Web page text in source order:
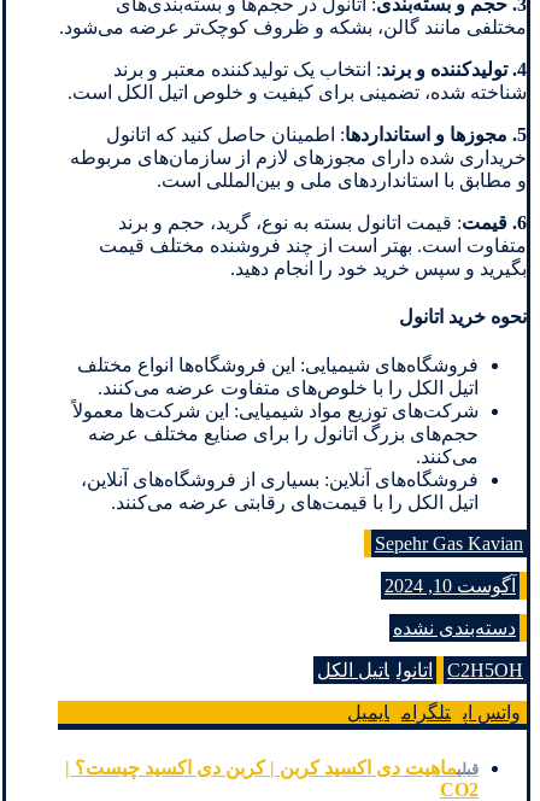
مختلفی مانند گالن، بشکه و ظروف کوچک‌تر عرضه می‌شود.
4. تولیدکننده و برند
: انتخاب یک تولیدکننده معتبر و برند
شناخته شده، تضمینی برای کیفیت و خلوص اتیل الکل است.
5. مجوزها و استانداردها
: اطمینان حاصل کنید که اتانول
خریداری شده دارای مجوزهای لازم از سازمان‌های مربوطه
و مطابق با استانداردهای ملی و بین‌المللی است.
6. قیمت
: قیمت اتانول بسته به نوع، گرید، حجم و برند
متفاوت است. بهتر است از چند فروشنده مختلف قیمت
بگیرید و سپس خرید خود را انجام دهید.
نحوه خرید اتانول
فروشگاه‌های شیمیایی: این فروشگاه‌ها انواع مختلف
اتیل الکل را با خلوص‌های متفاوت عرضه می‌کنند.
شرکت‌های توزیع مواد شیمیایی: این شرکت‌ها معمولاً
حجم‌های بزرگ اتانول را برای صنایع مختلف عرضه
می‌کنند.
فروشگاه‌های آنلاین: بسیاری از فروشگاه‌های آنلاین،
اتیل الکل را با قیمت‌های رقابتی عرضه می‌کنند.
Sepehr Gas Kavian
آگوست 10, 2024
دسته‌بندی نشده
C2H5OH اتانول اتیل الکل
واتس اپ تلگرام ایمیل
قبلیماهیت دی اکسید کربن | کربن دی اکسید چیست؟ |
CO2